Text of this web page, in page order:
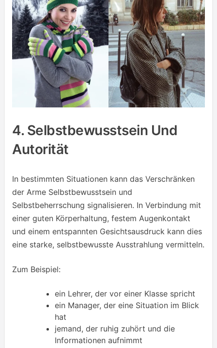
4. Selbstbewusstsein Und
Autorität
In bestimmten Situationen kann das Verschränken
der Arme Selbstbewusstsein und
Selbstbeherrschung signalisieren. In Verbindung mit
einer guten Körperhaltung, festem Augenkontakt
und einem entspannten Gesichtsausdruck kann dies
eine starke, selbstbewusste Ausstrahlung vermitteln.
Zum Beispiel:
ein Lehrer, der vor einer Klasse spricht
ein Manager, der eine Situation im Blick
hat
jemand, der ruhig zuhört und die
Informationen aufnimmt